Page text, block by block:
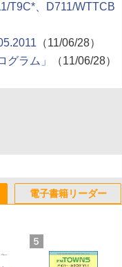
T9C*、D711/WTTCB
（11/06/28）
グラム」
（11/06/28）
電子書籍リーダー